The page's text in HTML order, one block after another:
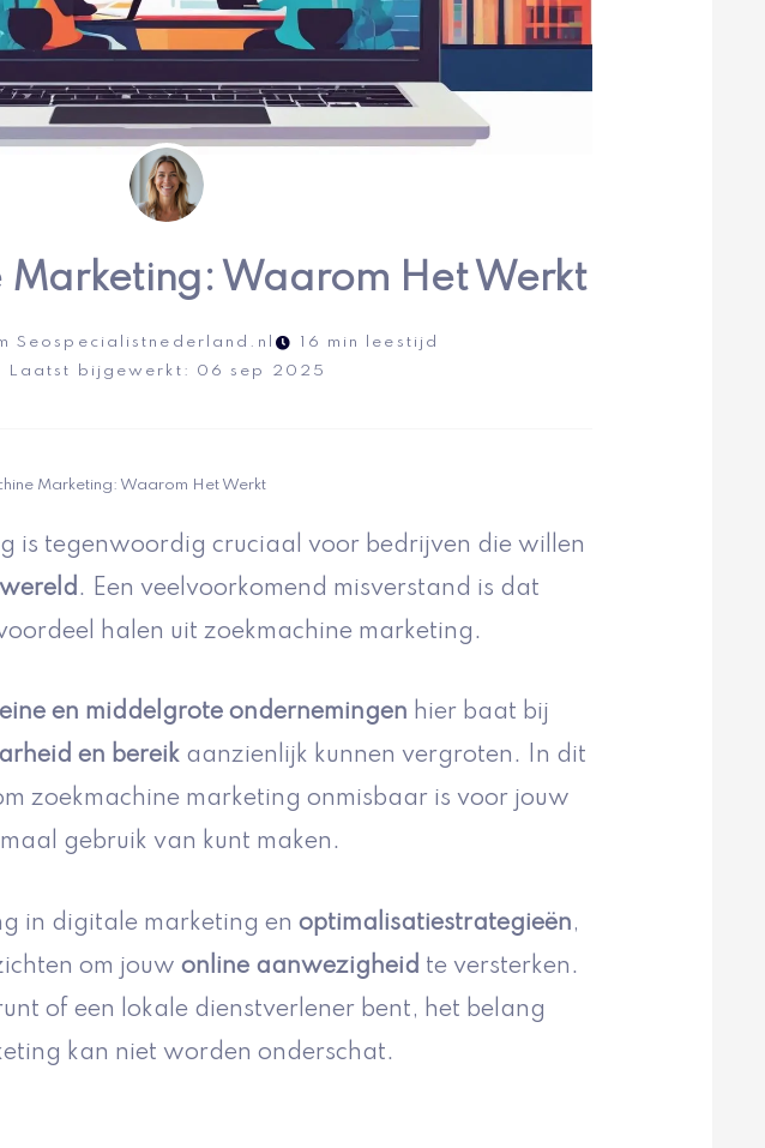
Marketing: Waarom Het Werkt
Seospecialistnederland.nl
16 min leestijd
Laatst bijgewerkt:
06 sep 2025
Marketing: Waarom Het Werkt
is tegenwoordig cruciaal voor bedrijven die willen
. Een veelvoorkomend misverstand is dat
halen uit zoekmachine marketing.
en middelgrote ondernemingen hier baat bij
en bereik aanzienlijk kunnen vergroten. In dit
zoekmachine marketing onmisbaar is voor jouw
gebruik van kunt maken.
in digitale marketing en optimalisatiestrategieën ,
om jouw online aanwezigheid te versterken.
of een lokale dienstverlener bent, het belang
kan niet worden onderschat.